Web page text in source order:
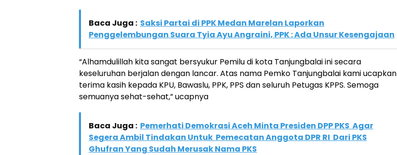
Baca Juga : Saksi Partai di PPK Medan Marelan Laporkan
Penggelembungan Suara Tyia Ayu Angraini, PPK : Ada Unsur Kesengajaan
“Alhamdulillah kita sangat bersyukur Pemilu di kota Tanjungbalai ini secara
keseluruhan berjalan dengan lancar. Atas nama Pemko Tanjungbalai kami ucapkan
terima kasih kepada KPU, Bawaslu, PPK, PPS dan seluruh Petugas KPPS. Semoga
semuanya sehat-sehat,” ucapnya
Baca Juga : Pemerhati Demokrasi Aceh Minta Presiden DPP PKS Agar
Segera Ambil Tindakan Untuk Pemecatan Anggota DPR RI Dari PKS
Ghufran Yang Sudah Merusak Nama PKS